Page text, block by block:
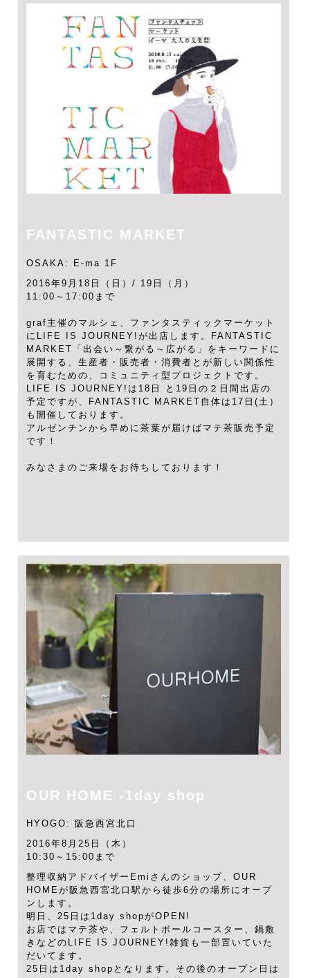
FANTASTIC MARKET
OSAKA: E-ma 1F
2016年9月18日（日）/ 19日（月）
11:00～17:00まで
graf主催のマルシェ、ファンタスティックマーケット
にLIFE IS JOURNEY!が出店します。FANTASTIC
MARKET「出会い～繋がる～広がる」をキーワードに
展開する、生産者・販売者・消費者とが新しい関係性
を育むための、コミュニティ型プロジェクトです。
LIFE IS JOURNEY!は18日 と19日の２日間出店の
予定ですが、FANTASTIC MARKET自体は17日(土）
も開催しております。
アルゼンチンから早めに茶葉が届けばマテ茶販売予定
です！
みなさまのご来場をお待ちしております！
OUR HOME -1day shop
HYOGO: 阪急西宮北口
2016年8月25日（木）
10:30～15:00まで
整理収納アドバイザーEmiさんのショップ、OUR
HOMEが阪急西宮北口駅から徒歩6分の場所にオープ
ンします。
明日、25日は1day shopがOPEN!
お店ではマテ茶や、フェルトボールコースター、鍋敷
きなどのLIFE IS JOURNEY!雑貨も一部置いていた
だいてます。
25日は1day shopとなります。その後のオープン日は